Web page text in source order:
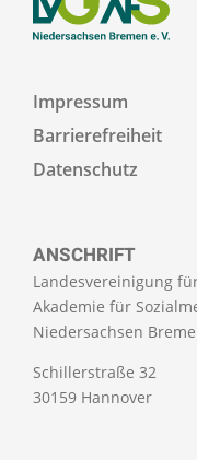
ANSCHRIFT
Landesvereinigung
Akademie für
Niedersachsen
Schillerstraße 32
30159 Hannover
Impressum
Barrierefreiheit
Datenschutz